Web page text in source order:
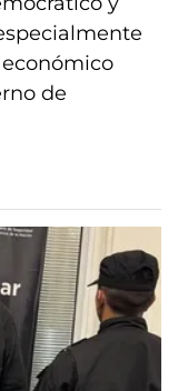
de